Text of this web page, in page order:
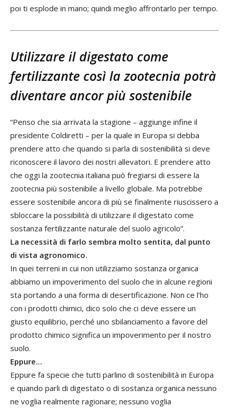
poi ti esplode in mano; quindi meglio affrontarlo per tempo.
Utilizzare il digestato come
fertilizzante così la zootecnia potrà
diventare ancor più sostenibile
“Penso che sia arrivata la stagione – aggiunge infine il
presidente Coldiretti – per la quale in Europa si debba
prendere atto che quando si parla di sostenibilità si deve
riconoscere il lavoro dei nostri allevatori. E prendere atto
che oggi la zootecnia italiana può fregiarsi di essere la
zootecnia più sostenibile a livello globale. Ma potrebbe
essere sostenibile ancora di più se finalmente riuscissero a
sbloccare la possibilità di utilizzare il digestato come
sostanza fertilizzante naturale del suolo agricolo”.
La necessità di farlo sembra molto sentita, dal punto
di vista agronomico.
In quei terreni in cui non utilizziamo sostanza organica
abbiamo un impoverimento del suolo che in alcune regioni
sta portando a una forma di desertificazione. Non ce l’ho
con i prodotti chimici, dico solo che ci deve essere un
giusto equilibrio, perché uno sbilanciamento a favore del
prodotto chimico significa un impoverimento per il nostro
suolo.
Eppure…
Eppure fa specie che tutti parlino di sostenibilità in Europa
e quando parli di digestato o di sostanza organica nessuno
ne voglia realmente ragionare; nessuno voglia